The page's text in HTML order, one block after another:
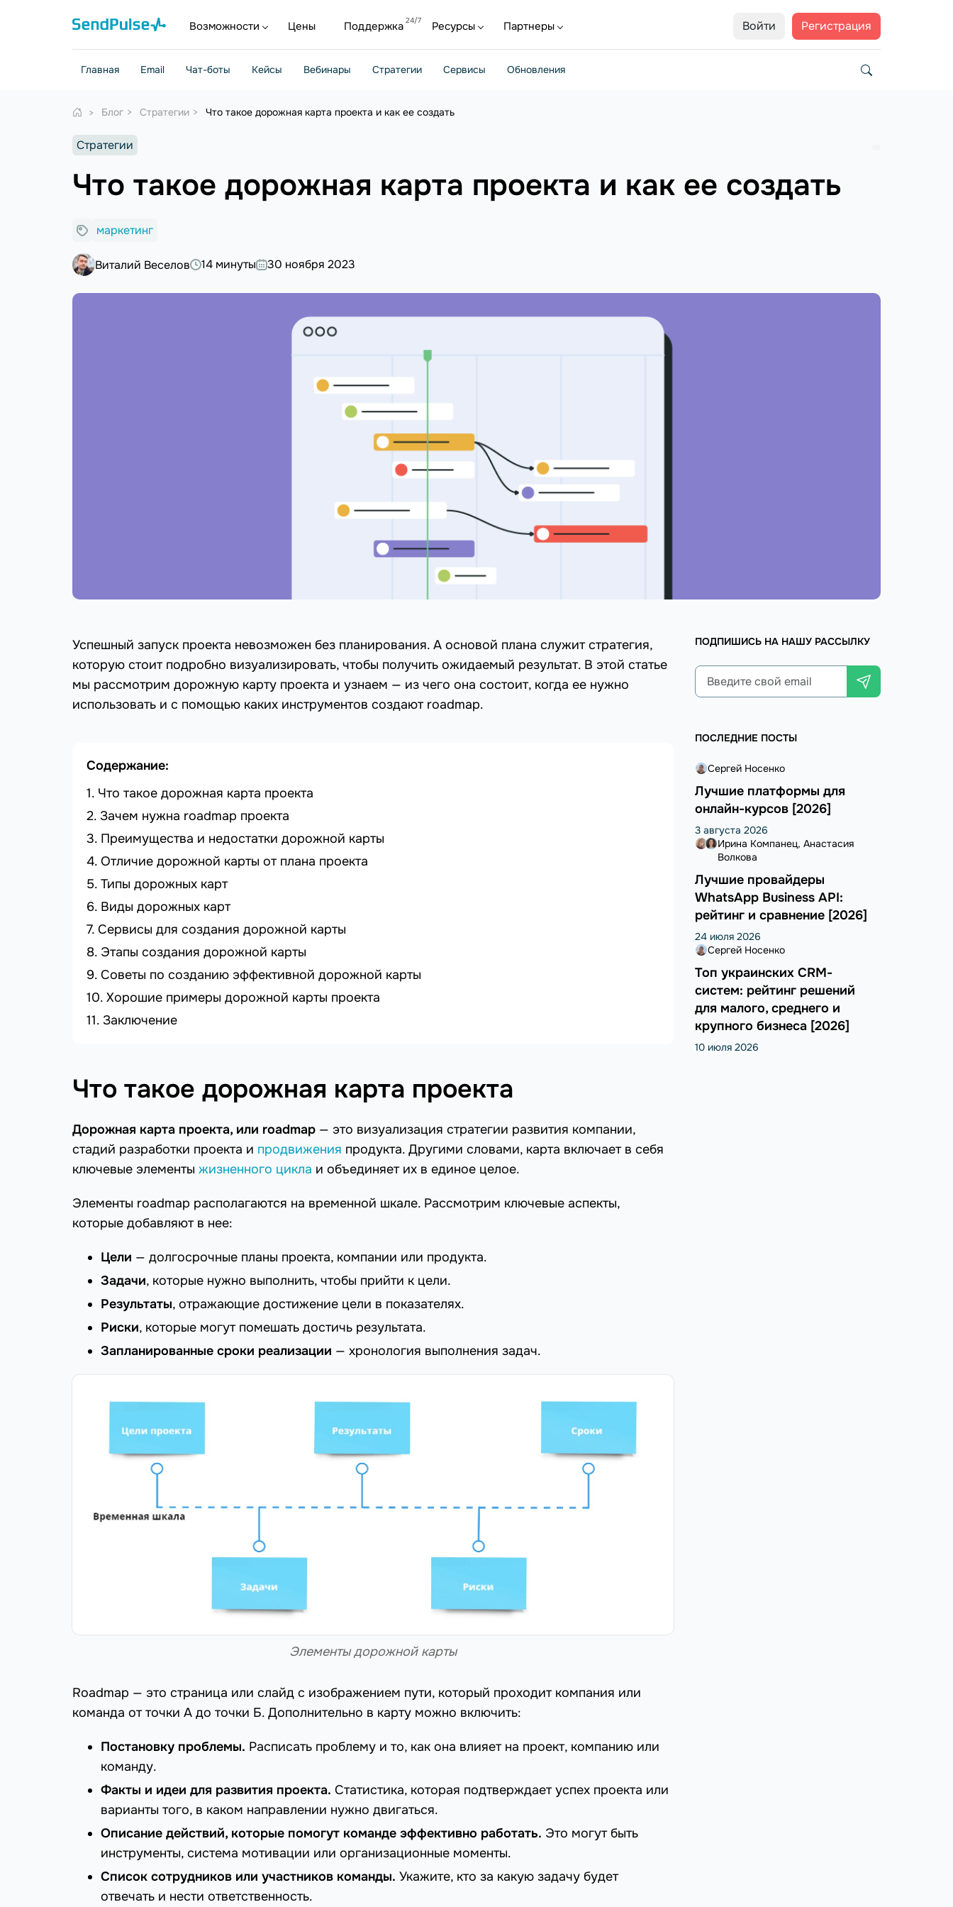
Войти Регистрация
Возможности Цены Поддержка Ресурсы Партнеры
Главная Email Чат-боты Кейсы Вебинары Стратегии Сервисы Обновления
Блог Стратегии Что такое дорожная карта проекта и как ее создать
Стратегии
Что такое дорожная карта проекта и как ее создать
маркетинг
Виталий Веселов 14 минуты 30 ноября 2023
Успешный запуск проекта невозможен без планирования. А основой плана служит стратегия,
которую стоит подробно визуализировать, чтобы получить ожидаемый результат. В этой статье
мы рассмотрим дорожную карту проекта и узнаем — из чего она состоит, когда ее нужно
использовать и с помощью каких инструментов создают roadmap.
Содержание:
Что такое дорожная карта проекта
Зачем нужна roadmap проекта
Преимущества и недостатки дорожной карты
Отличие дорожной карты от плана проекта
Типы дорожных карт
Виды дорожных карт
Сервисы для создания дорожной карты
Этапы создания дорожной карты
Советы по созданию эффективной дорожной карты
Хорошие примеры дорожной карты проекта
Заключение
Что такое дорожная карта проекта
Дорожная карта проекта, или roadmap — это визуализация стратегии развития компании,
стадий разработки проекта и продвижения продукта. Другими словами, карта включает в себя
ключевые элементы жизненного цикла и объединяет их в единое целое.
Элементы roadmap располагаются на временной шкале. Рассмотрим ключевые аспекты,
которые добавляют в нее:
Цели — долгосрочные планы проекта, компании или продукта.
Задачи, которые нужно выполнить, чтобы прийти к цели.
Результаты, отражающие достижение цели в показателях.
Риски, которые могут помешать достичь результата.
Запланированные сроки реализации — хронология выполнения задач.
Элементы дорожной карты
Roadmap — это страница или слайд с изображением пути, который проходит компания или
команда от точки А до точки Б. Дополнительно в карту можно включить:
Постановку проблемы. Расписать проблему и то, как она влияет на проект, компанию или
команду.
Факты и идеи для развития проекта. Статистика, которая подтверждает успех проекта или
варианты того, в каком направлении нужно двигаться.
Описание действий, которые помогут команде эффективно работать. Это могут быть
инструменты, система мотивации или организационные моменты.
Список сотрудников или участников команды. Укажите, кто за какую задачу будет
отвечать и нести ответственность.
ПОДПИШИСЬ НА НАШУ РАССЫЛКУ
ПОСЛЕДНИЕ ПОСТЫ
Сергей Носенко
Лучшие платформы для
онлайн-курсов [2026]
3 августа 2026
Ирина Компанец Анастасия
Волкова
Лучшие провайдеры
WhatsApp Business API:
рейтинг и сравнение [2026]
24 июля 2026
Сергей Носенко
Топ украинских CRM-
систем: рейтинг решений
для малого, среднего и
крупного бизнеса [2026]
10 июля 2026